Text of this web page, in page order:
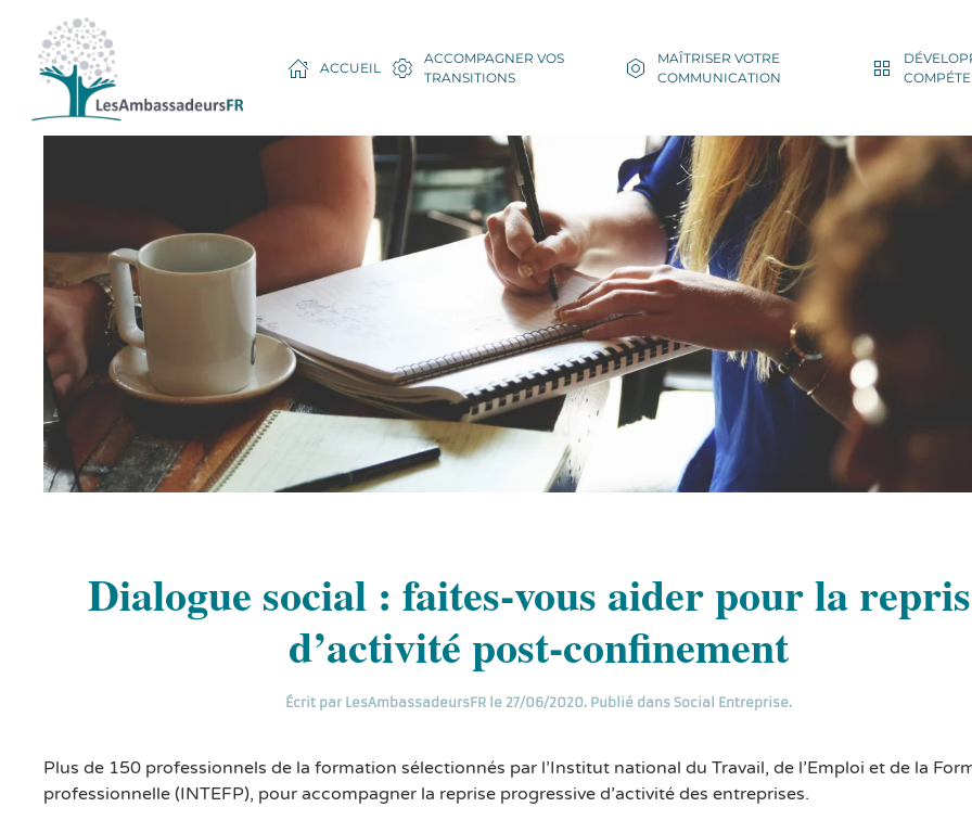
ACCUEIL
ACCOMPAGNER VOS
TRANSITIONS
MAÎTRISER VOTRE
COMMUNICATION
Dialogue social : faites-vous aider pour la
d’activité post-confinement
Écrit par LesAmbassadeursFR le 27/06/2020. Publié dans Social Entreprise.
Plus de 150 professionnels de la formation sélectionnés par l’Institut national du Travail, de l’Emploi et de la
professionnelle (INTEFP), pour accompagner la reprise progressive d’activité des entreprises.